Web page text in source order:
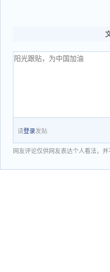
请登录发贴
网友评论仅供网友表达个人看法，